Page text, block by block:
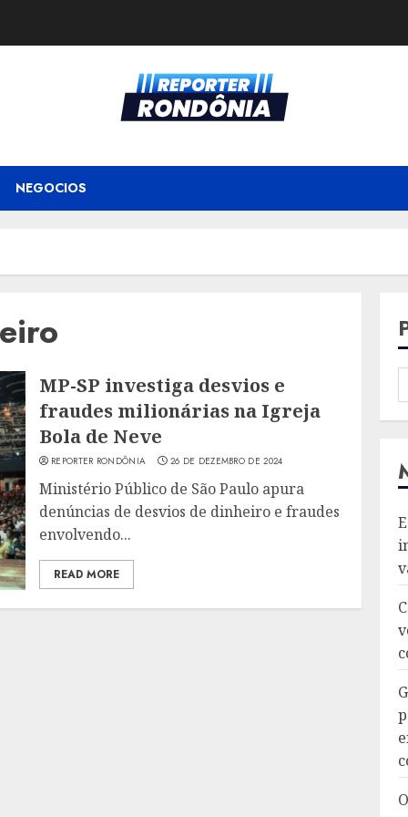
NEGOCIOS
MP-SP investiga desvios e
fraudes milionárias na Igreja
Bola de Neve
REPORTER RONDÔNIA 26 DE DEZEMBRO DE 2024
Ministério Público de São Paulo apura
denúncias de desvios de dinheiro e fraudes
envolvendo...
READ MORE